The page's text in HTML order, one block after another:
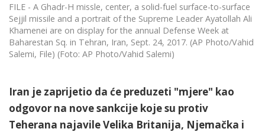
FILE - A Ghadr-H missle, center, a solid-fuel surface-to-surface
Sejjil missile and a portrait of the Supreme Leader Ayatollah Ali
Khamenei are on display for the annual Defense Week at
Baharestan Sq. in Tehran, Iran, Sept. 24, 2017. (AP Photo/Vahid
Salemi, File) (Foto: AP Photo/Vahid Salemi)
Iran je zaprijetio da će preduzeti "mjere" kao
odgovor na nove sankcije koje su protiv
Teherana najavile Velika Britanija, Njemačka i